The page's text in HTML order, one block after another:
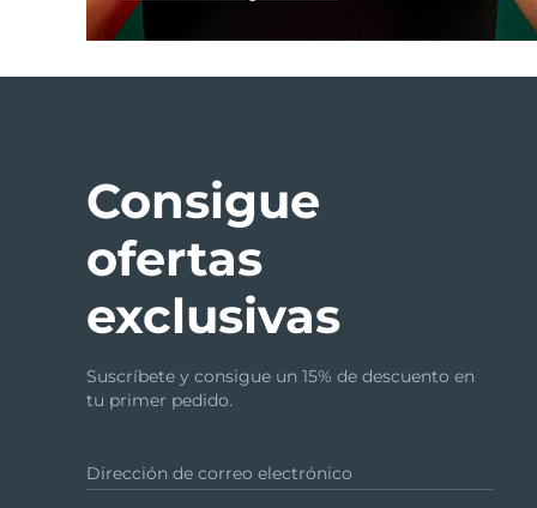
Consigue
ofertas
exclusivas
Suscríbete y consigue un 15% de descuento en
tu primer pedido.
Dirección de correo electrónico